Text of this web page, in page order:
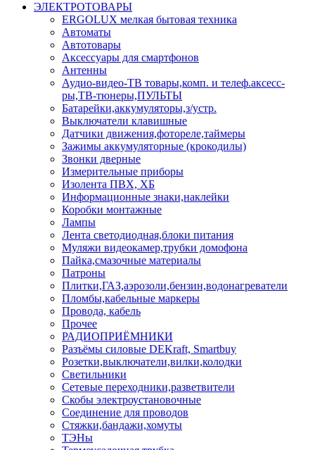
ЭЛЕКТРОТОВАРЫ
ERGOLUX мелкая бытовая техника
Автоматы
Автотовары
Аксессуары для смартфонов
Антенны
Аудио-видео-ТВ товары,комп. и телеф.аксесс-
ры,ТВ-тюнеры,ПУЛЬТЫ
Батарейки,аккумуляторы,з/устр.
Выключатели клавишные
Датчики движения,фотореле,таймеры
Зажимы аккумуляторные (крокодилы)
Звонки дверные
Измерительные приборы
Изолента ПВХ, ХБ
Информационные знаки,наклейки
Коробки монтажные
Лампы
Лента светодиодная,блоки питания
Муляжи видеокамер,трубки домофона
Пайка,смазочные материалы
Патроны
Плитки,ГАЗ,аэрозоли,бензин,водонагреватели
Пломбы,кабельные маркеры
Провода, кабель
Прочее
РАДИОПРИЁМНИКИ
Разъёмы силовые DEKraft, Smartbuy
Розетки,выключатели,вилки,колодки
Светильники
Сетевые переходники,разветвители
Скобы электроустановочные
Соединение для проводов
Стяжки,бандажи,хомуты
ТЭНы